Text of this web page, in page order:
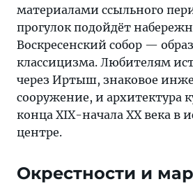
материалами ссыльного
прогулок подойдёт
Воскресенский собор —
классицизма. Любителям
через Иртыш, знаковое
сооружение, и архитектура
конца XIX-начала XX века в
центре.
Окрестности и